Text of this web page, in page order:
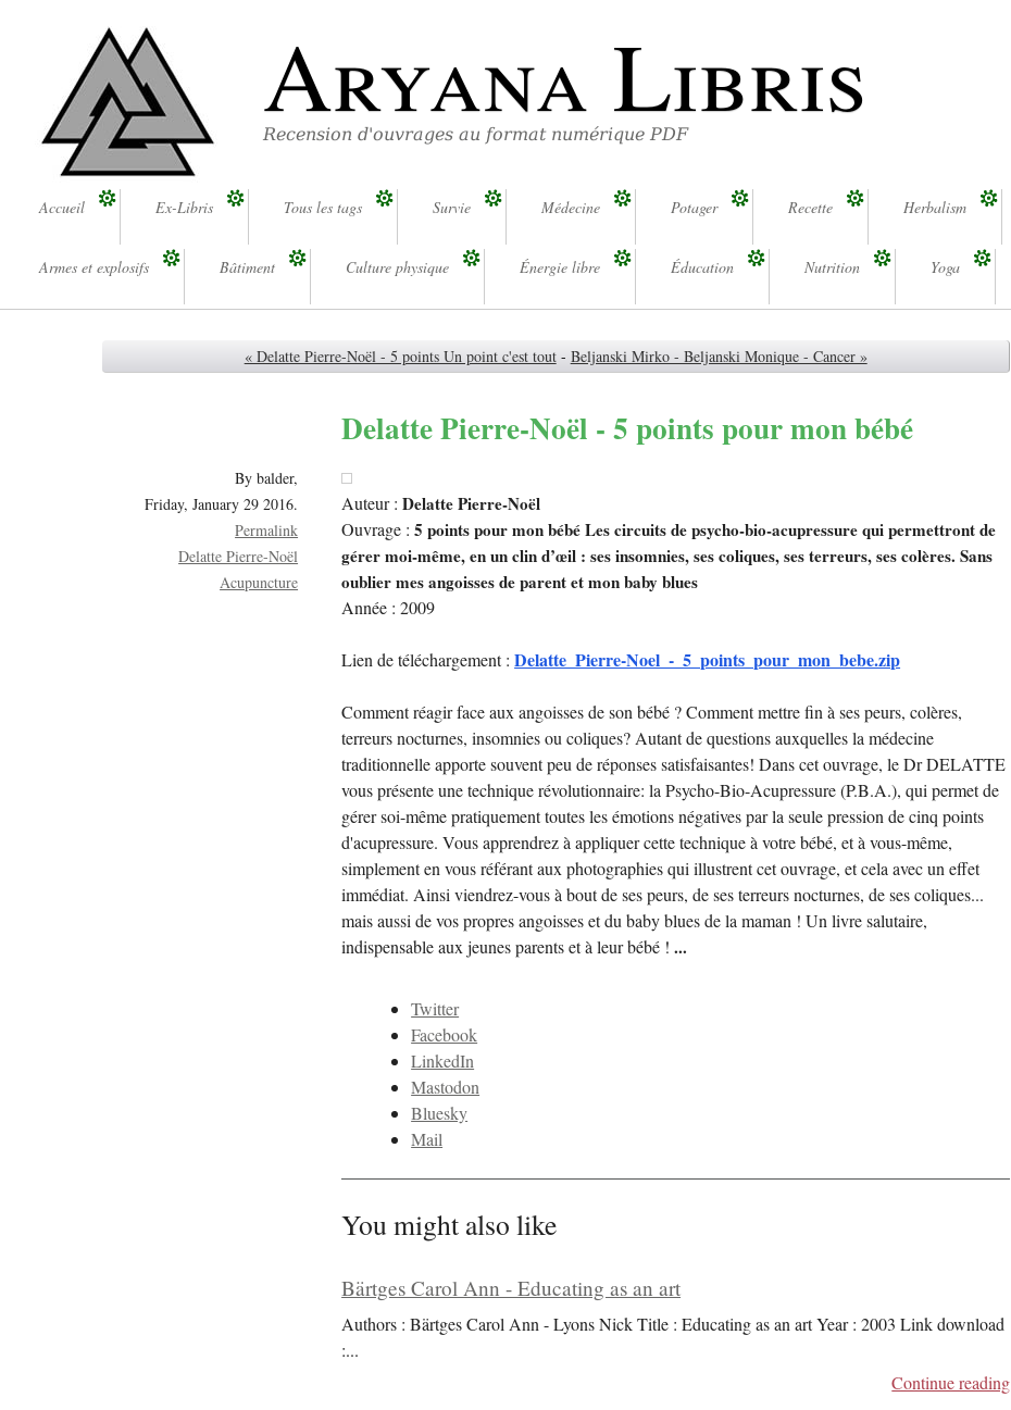
Aryana Libris
Recension d'ouvrages au format numérique PDF
Accueil Ex-Libris Tous les tags Survie Médecine Potager Recette Herbalism
Armes et explosifs Bâtiment Culture physique Énergie libre Éducation Nutrition Yoga
« Delatte Pierre-Noël - 5 points Un point c'est tout - Beljanski Mirko - Beljanski Monique - Cancer »
Delatte Pierre-Noël - 5 points pour mon bébé
By balder,
Friday, January 29 2016.
Permalink
Delatte Pierre-Noël
Acupuncture
Auteur :Delatte Pierre-Noël
Ouvrage :5 points pour mon bébé Les circuits de psycho-bio-acupressure qui permettront de
gérer moi-même, en un clin d’œil : ses insomnies, ses coliques, ses terreurs, ses colères. Sans
oublier mes angoisses de parent et mon baby blues
Année : 2009
Lien de téléchargement :Delatte_Pierre-Noel_-_5_points_pour_mon_bebe.zip
Comment réagir face aux angoisses de son bébé ? Comment mettre fin à ses peurs, colères,
terreurs nocturnes, insomnies ou coliques? Autant de questions auxquelles la médecine
traditionnelle apporte souvent peu de réponses satisfaisantes! Dans cet ouvrage, le Dr DELATTE
vous présente une technique révolutionnaire: la Psycho-Bio-Acupressure (P.B.A.), qui permet de
gérer soi-même pratiquement toutes les émotions négatives par la seule pression de cinq points
d'acupressure. Vous apprendrez à appliquer cette technique à votre bébé, et à vous-même,
simplement en vous référant aux photographies qui illustrent cet ouvrage, et cela avec un effet
immédiat. Ainsi viendrez-vous à bout de ses peurs, de ses terreurs nocturnes, de ses coliques...
mais aussi de vos propres angoisses et du baby blues de la maman ! Un livre salutaire,
indispensable aux jeunes parents et à leur bébé !...
Twitter
Facebook
LinkedIn
Mastodon
Bluesky
Mail
You might also like
Bärtges Carol Ann - Educating as an art
Authors : Bärtges Carol Ann - Lyons Nick Title : Educating as an art Year : 2003 Link download
:...
Continue reading